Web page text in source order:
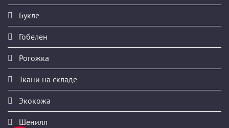
Букле
Гобелен
Рогожка
Ткани на складе
Экокожа
Шенилл